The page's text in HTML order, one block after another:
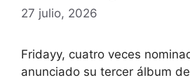
27 julio, 2026
Fridayy, cuatro veces
anunciado su tercer álbum